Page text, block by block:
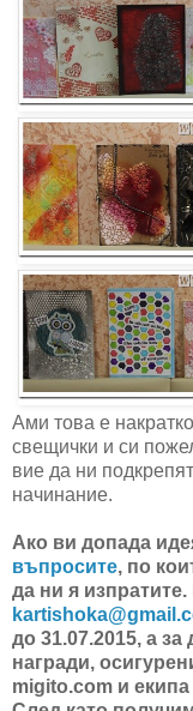
Ами това е
свещички и си
вие да ни
начинание.
Ако ви допада
въпросите, по
да ни я
до 31.07.2015, а
награди,
migito.com и